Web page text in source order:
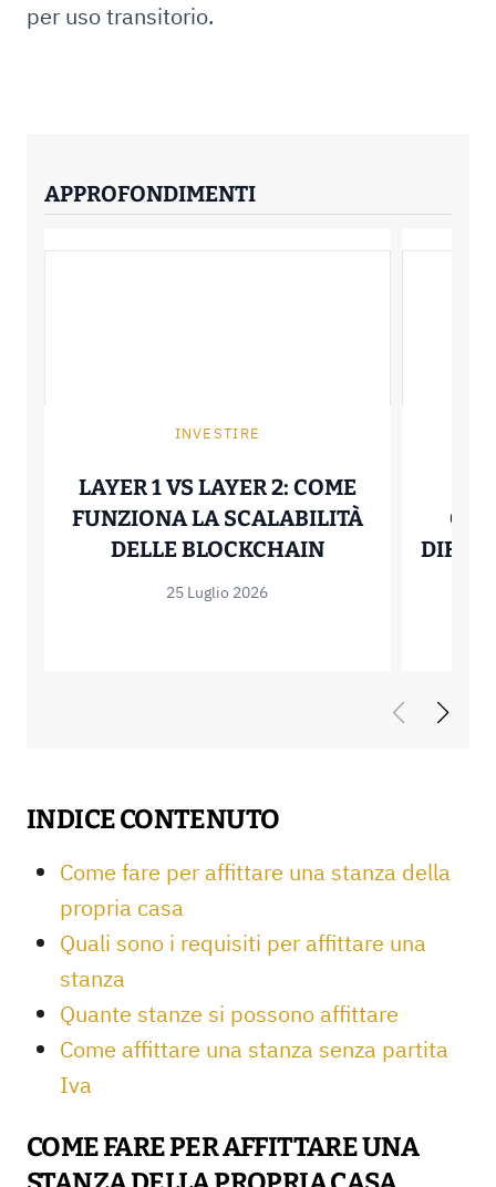
per uso transitorio.
APPROFONDIMENTI
INVESTIRE
LAYER 1 VS LAYER 2: COME
FUNZIONA LA SCALABILITÀ
DELLE BLOCKCHAINLAYER 1 VS
25 Luglio 2026
INDICE CONTENUTO
Come fare per affittare una stanza della
propria casa
Quali sono i requisiti per affittare una
stanza
Quante stanze si possono affittare
Come affittare una stanza senza partita
Iva
COME FARE PER AFFITTARE UNA